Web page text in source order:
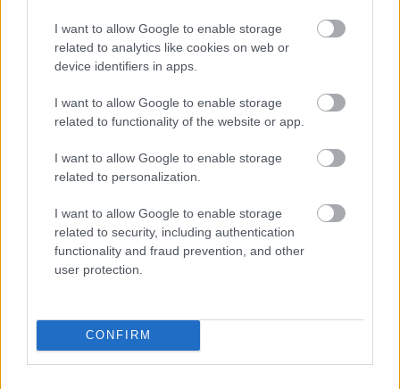
I want to allow Google to enable storage
related to analytics like cookies on web or
device identifiers in apps.
I want to allow Google to enable storage
related to functionality of the website or app.
I want to allow Google to enable storage
related to personalization.
I want to allow Google to enable storage
related to security, including authentication
functionality and fraud prevention, and other
user protection.
CONFIRM
Predné a zadné čelo:
863 mm x 1 915 mm (1 ks)
Časti malej zásuvky:
565 mm x 577 mm (1 ks)
600 mm x 170 mm (2 ks)
577 mm x 170 mm (2 ks)
Časti veľkej zásuvky:
1005 mm x 170 mm (2 ks)